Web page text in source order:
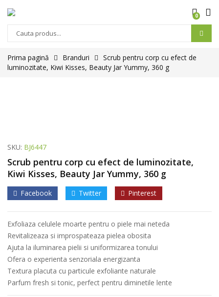
0
Prima pagină Branduri
Scrub pentru corp cu efect de
luminozitate, Kiwi Kisses, Beauty Jar Yummy, 360 g
SKU: BJ6447
Scrub pentru corp cu efect de luminozitate,
Kiwi Kisses, Beauty Jar Yummy, 360 g
Facebook Twitter Pinterest
Exfoliaza celulele moarte pentru o piele mai neteda
Revitalizeaza si improspateaza pielea obosita
Ajuta la iluminarea pielii si uniformizarea tonului
Ofera o experienta senzoriala energizanta
Textura placuta cu particule exfoliante naturale
Parfum fresh si tonic, perfect pentru diminetile lente